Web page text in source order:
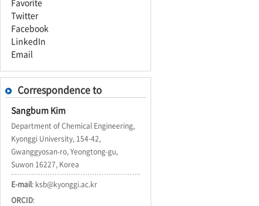
Favorite
Twitter
Facebook
LinkedIn
Email
Correspondence to
Sangbum Kim
Department of Chemical Engineering,
Kyonggi University, 154-42,
Gwanggyosan-ro, Yeongtong-gu,
Suwon 16227, Korea
E-mail: ksb@kyonggi.ac.kr
ORCID: